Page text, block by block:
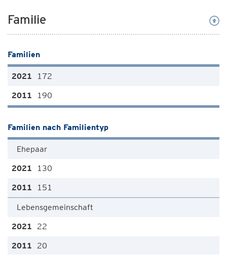
Familie
Familien
172
190
Familien nach Familientyp
Ehepaar
130
151
Lebensgemeinschaft
22
20